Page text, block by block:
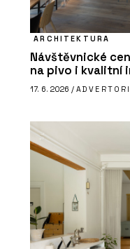
ARCHITEKTURA
Návštěvnické
na pivo i kvalitní
17. 6. 2026 /